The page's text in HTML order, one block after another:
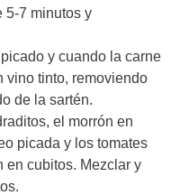
5-7 minutos y
y cuando la carne
vino tinto, removiendo
de la sartén.
el morrón en
picada y los tomates
en cubitos. Mezclar y